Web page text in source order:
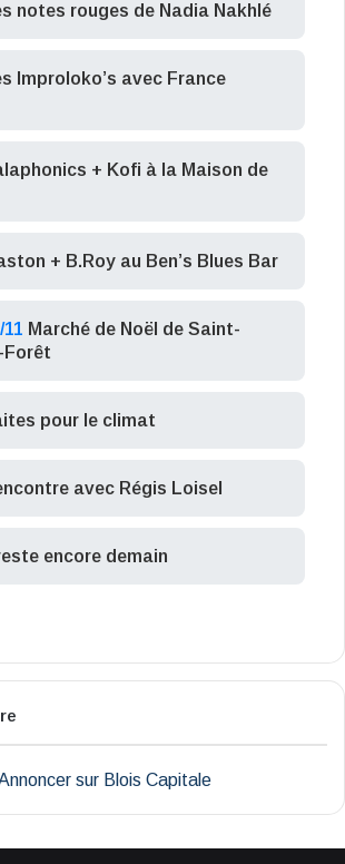
notes rouges de Nadia Nakhlé
Improloko’s avec France
+ Kofi à la Maison de
+ B.Roy au Ben’s Blues Bar
Marché de Noël de Saint-
Forêt
pour le climat
avec Régis Loisel
reste encore demain